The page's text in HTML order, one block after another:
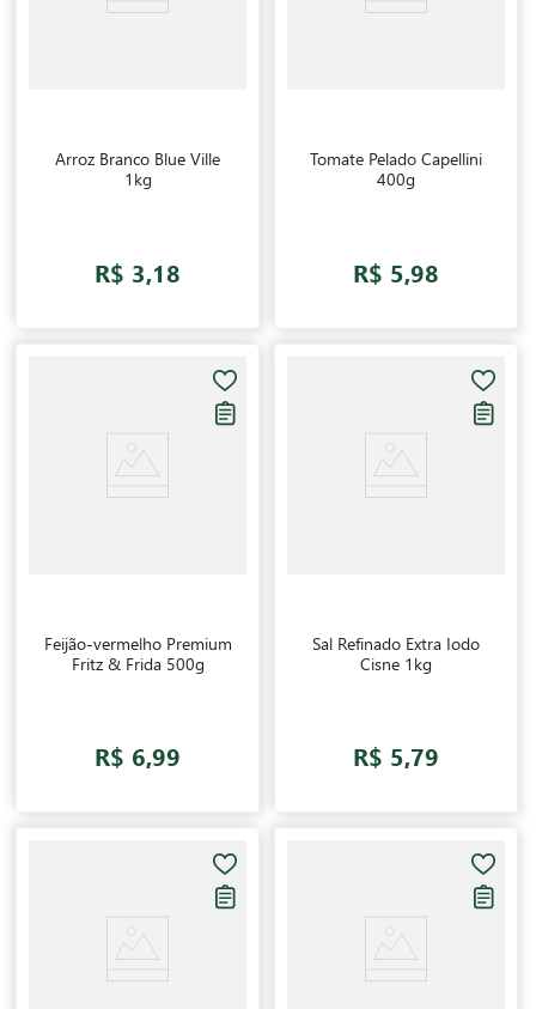
Arroz Branco Blue Ville
1kg
R$ 3,18
Tomate Pelado Capellini
400g
R$ 5,98
Feijão-vermelho Premium
Fritz & Frida 500g
R$ 6,99
Sal Refinado Extra Iodo
Cisne 1kg
R$ 5,79